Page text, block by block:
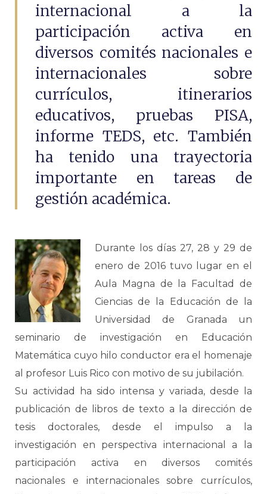
internacional a la
participación activa en
diversos comités nacionales e
internacionales sobre
currículos, itinerarios
educativos, pruebas PISA,
informe TEDS, etc. También
ha tenido una trayectoria
importante en tareas de
gestión académica.
Durante los días 27, 28 y 29 de
enero de 2016 tuvo lugar en el
Aula Magna de la Facultad de
Ciencias de la Educación de la
Universidad de Granada un
seminario de investigación en Educación
Matemática cuyo hilo conductor era el homenaje
al profesor Luis Rico con motivo de su jubilación.
Su actividad ha sido intensa y variada, desde la
publicación de libros de texto a la dirección de
tesis doctorales, desde el impulso a la
investigación en perspectiva internacional a la
participación activa en diversos comités
nacionales e internacionales sobre currículos,